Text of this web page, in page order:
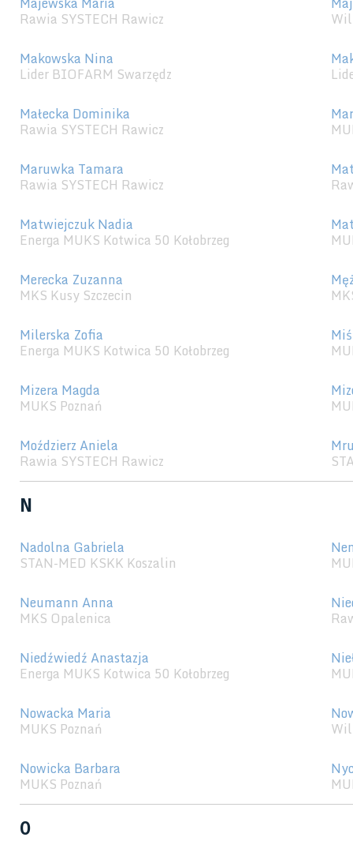
Rawia SYSTECH Rawicz
Makowska Nina
Lider BIOFARM Swarzędz
Małecka Dominika
Rawia SYSTECH Rawicz
Maruwka Tamara
Rawia SYSTECH Rawicz
Matwiejczuk Nadia
Energa MUKS Kotwica 50 Kołobrzeg
Merecka Zuzanna
MKS Kusy Szczecin
Milerska Zofia
Energa MUKS Kotwica 50 Kołobrzeg
Mizera Magda
MUKS Poznań
Moździerz Aniela
Rawia SYSTECH Rawicz
N
Nadolna Gabriela
STAN-MED KSKK Koszalin
Neumann Anna
MKS Opalenica
Niedźwiedź Anastazja
Energa MUKS Kotwica 50 Kołobrzeg
Nowacka Maria
MUKS Poznań
Nowicka Barbara
MUKS Poznań
O